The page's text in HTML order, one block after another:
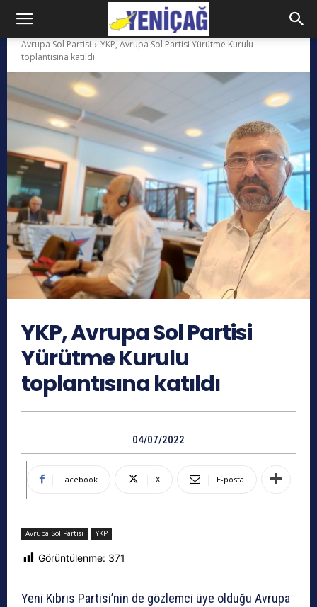
Avrupa Sol Partisi
YKP, Avrupa Sol Partisi Yürütme Kurulu
toplantısına katıldı
YKP, Avrupa Sol Partisi
Yürütme Kurulu
toplantısına katıldı
04/07/2022
Facebook X E-posta
Avrupa Sol Partisi YKP
Görüntülenme: 371
Yeni Kıbrıs Partisi’nin de gözlemci üye olduğu Avrupa